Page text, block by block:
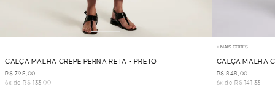
CALÇA MALHA CREPE PERNA RETA - PRETO
R$ 798,00
6x de R$ 133,00
+ MAIS CORES
CALÇA MALHA
R$ 848,00
6x de R$ 141,33